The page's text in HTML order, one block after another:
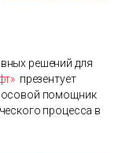
решений для
презентует
помощник
процесса в